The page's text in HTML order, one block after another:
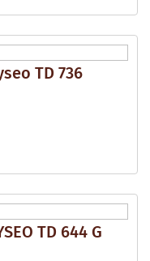
TD 736
TD 644 G